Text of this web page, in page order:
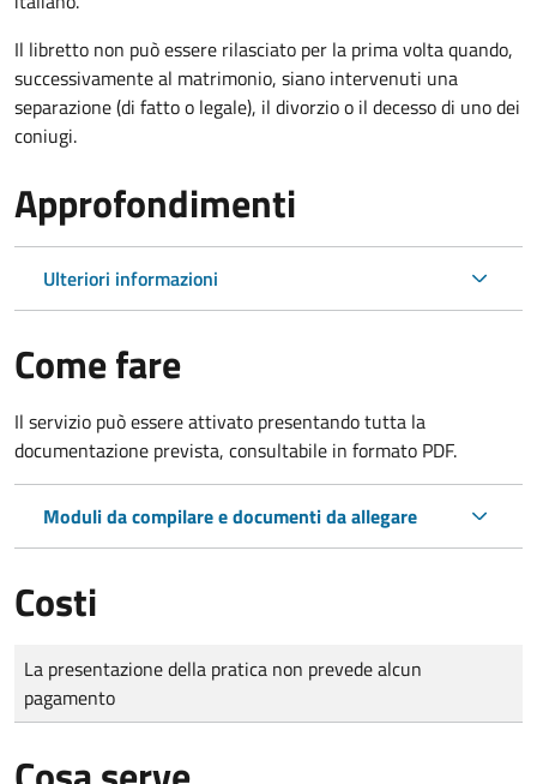
Il libretto non può essere rilasciato per la prima volta quando,
successivamente al matrimonio, siano intervenuti una
separazione (di fatto o legale), il divorzio o il decesso di uno dei
coniugi.
Approfondimenti
Ulteriori informazioni
Come fare
Il servizio può essere attivato presentando tutta la
documentazione prevista, consultabile in formato PDF.
Moduli da compilare e documenti da allegare
Costi
Tipo di pagamento
Importo
La presentazione della pratica non prevede alcun
pagamento